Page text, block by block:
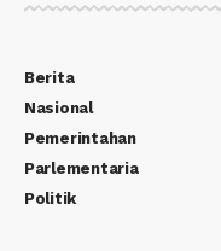
Berita
Nasional
Pemerintahan
Parlementaria
Politik